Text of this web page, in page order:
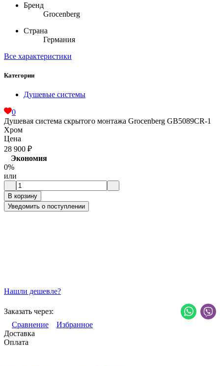
Бренд
Grocenberg
Страна
Германия
Все характеристики
Категории
Душевые системы
0
Душевая система скрытого монтажа Grocenberg GB5089CR-1
Хром
Цена
28 900 ₽
Экономия
0%
или
В корзину
Уведомить о поступлении
Нашли дешевле?
Заказать через:
Сравнение
Избранное
Доставка
Оплата